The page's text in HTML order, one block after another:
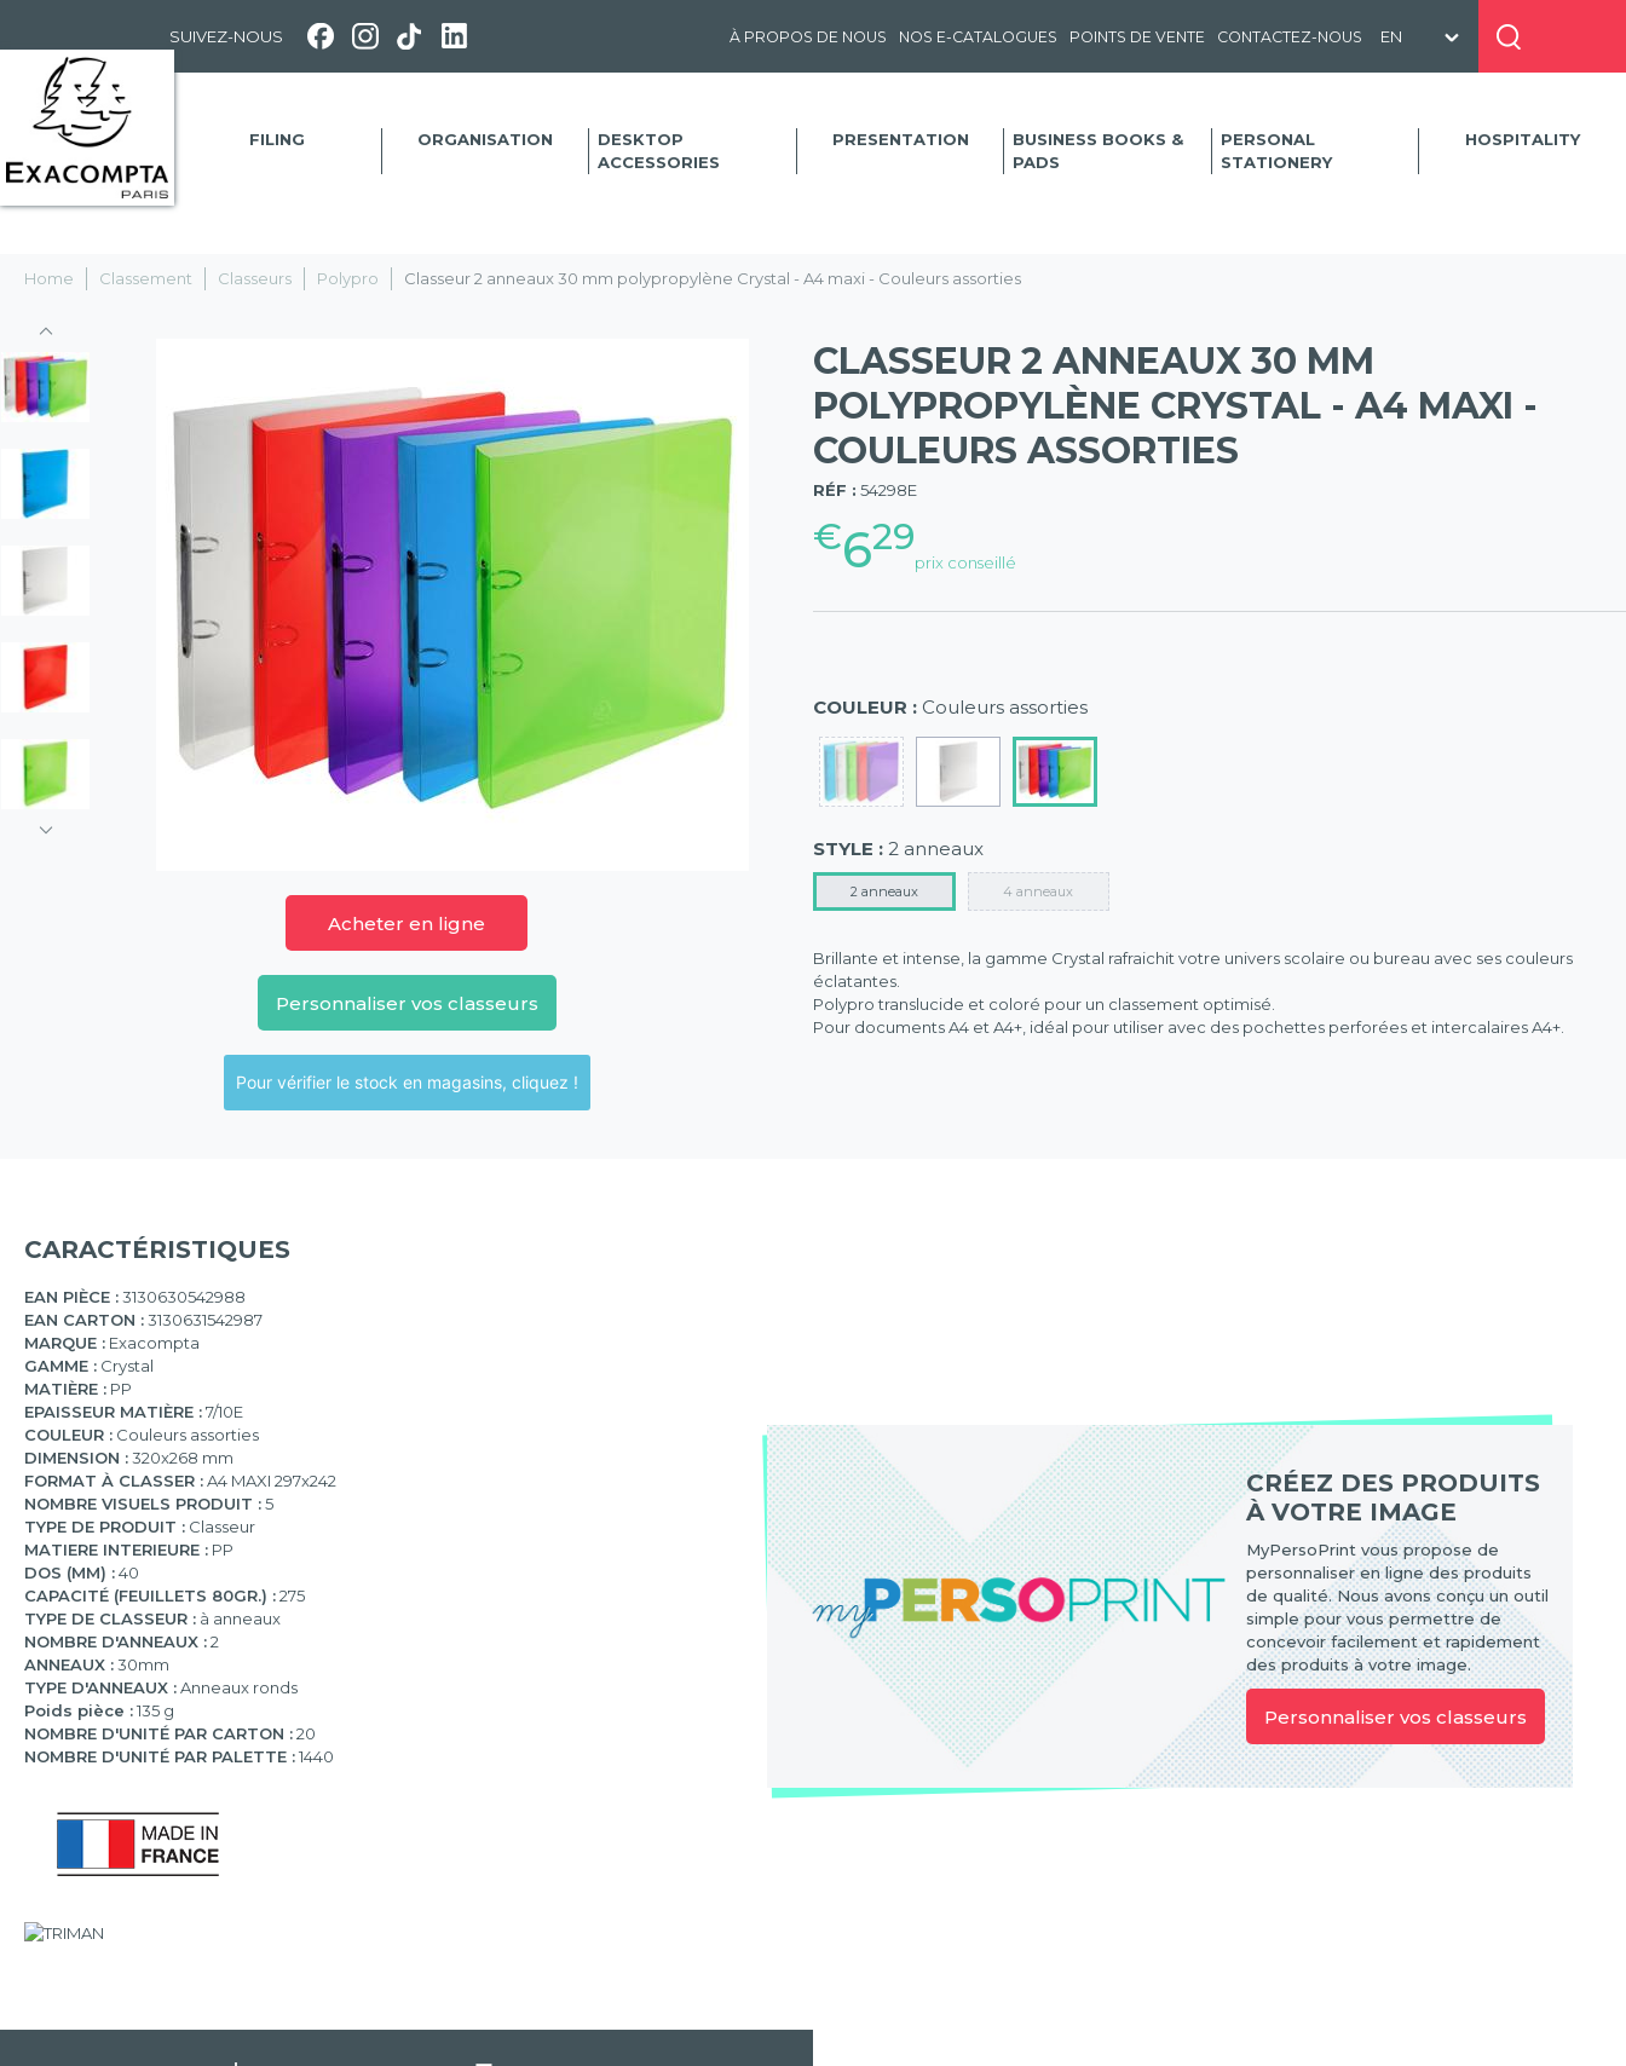
SUIVEZ-NOUS À PROPOS DE NOUS NOS E-CATALOGUES POINTS DE VENTE CONTACTEZ-NOUS
FILING ORGANISATION
DESKTOP
ACCESSORIES
PRESENTATION
BUSINESS BOOKS &
PADS
PERSONAL
STATIONERY
HOSPITALITY
Home Classement Classeurs Polypro Classeur 2 anneaux 30 mm polypropylène Crystal - A4 maxi - Couleurs assorties
Acheter en ligne
Personnaliser vos classeurs
Pour vérifier le stock en magasins, cliquez !
CLASSEUR 2 ANNEAUX 30 MM
POLYPROPYLÈNE CRYSTAL - A4 MAXI -
COULEURS ASSORTIES
RÉF : 54298E
€629
prix conseillé
(57)
COULEUR : Couleurs assorties
STYLE : 2 anneaux
2 anneaux 4 anneaux
Brillante et intense, la gamme Crystal rafraichit votre univers scolaire ou bureau avec ses couleurs
éclatantes.
Polypro translucide et coloré pour un classement optimisé.
Pour documents A4 et A4+, idéal pour utiliser avec des pochettes perforées et intercalaires A4+.
CARACTÉRISTIQUES
EAN PIÈCE :3130630542988
EAN CARTON :3130631542987
MARQUE : Exacompta
GAMME : Crystal
MATIÈRE : PP
EPAISSEUR MATIÈRE :7/10E
COULEUR : Couleurs assorties
DIMENSION :320x268 mm
FORMAT À CLASSER :A4 MAXI 297x242
NOMBRE VISUELS PRODUIT :5
TYPE DE PRODUIT : Classeur
MATIERE INTERIEURE : PP
DOS (MM) :40
CAPACITÉ (FEUILLETS 80GR.) :275
TYPE DE CLASSEUR : à anneaux
NOMBRE D'ANNEAUX :2
ANNEAUX :30mm
TYPE D'ANNEAUX :Anneaux ronds
Poids pièce :135 g
NOMBRE D'UNITÉ PAR CARTON :20
NOMBRE D'UNITÉ PAR PALETTE :1440
CRÉEZ DES PRODUITS
À VOTRE IMAGE
MyPersoPrint vous propose de
personnaliser en ligne des produits
de qualité. Nous avons conçu un outil
simple pour vous permettre de
concevoir facilement et rapidement
des produits à votre image.
Personnaliser vos classeurs